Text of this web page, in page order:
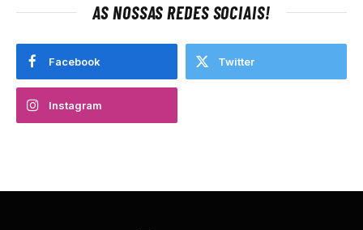
AS NOSSAS REDES SOCIAIS!
Facebook Twitter
Instagram